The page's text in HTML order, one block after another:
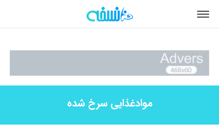
موادغذایی سرخ شده